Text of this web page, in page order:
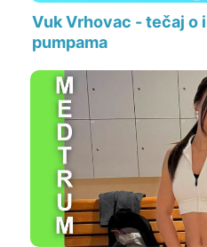
Vuk Vrhovac - tečaj o
pumpama